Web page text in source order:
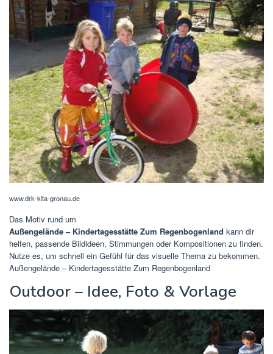
www.drk-kita-gronau.de
Das Motiv rund um
Außengelände – Kindertagesstätte Zum Regenbogenland kann dir
helfen, passende Bildideen, Stimmungen oder Kompositionen zu finden.
Nutze es, um schnell ein Gefühl für das visuelle Thema zu bekommen.
Außengelände – Kindertagesstätte Zum Regenbogenland
Outdoor – Idee, Foto & Vorlage